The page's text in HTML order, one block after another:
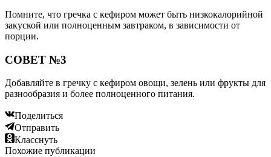
Помните, что гречка с кефиром может быть низкокалорийной
закуской или полноценным завтраком, в зависимости от
порции.
СОВЕТ №3
Добавляйте в гречку с кефиром овощи, зелень или фрукты для
разнообразия и более полноценного питания.
Поделиться
Отправить
Класснуть
Похожие публикации